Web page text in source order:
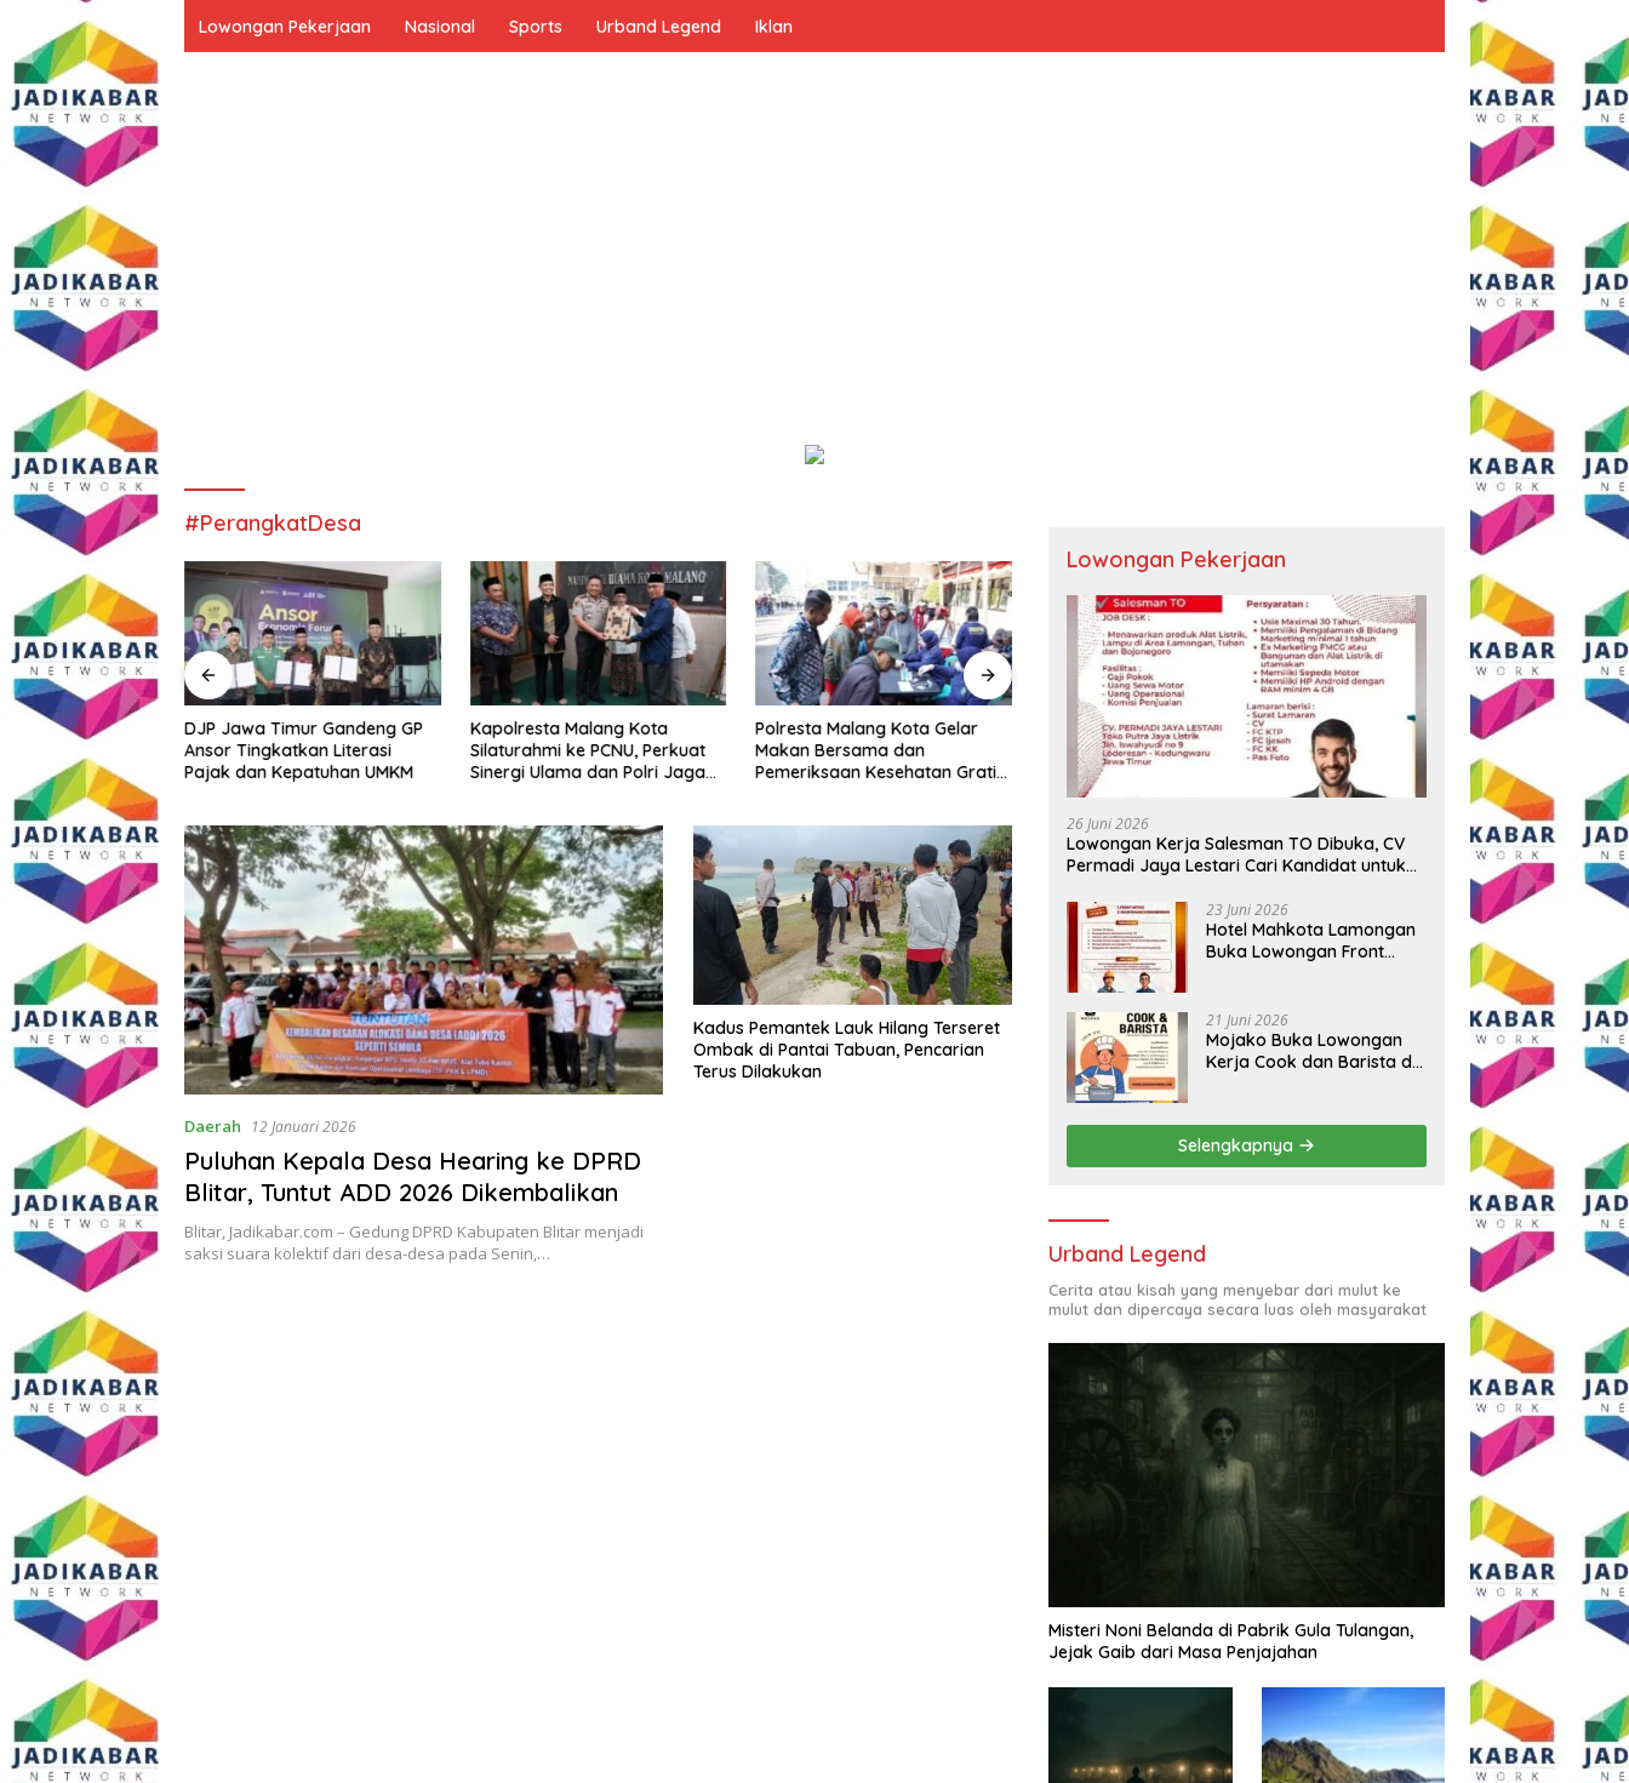
Lowongan Pekerjaan Nasional Sports Urband Legend Iklan
#PerangkatDesa
Bakal
Gratis? Ini Hasil
DJP Jawa Timur Gandeng GP
Ansor Tingkatkan Literasi
Pajak dan Kepatuhan UMKM
Kapolresta Malang Kota
Silaturahmi ke PCNU, Perkuat
Sinergi Ulama dan Polri Jaga
Polresta Malang Kota Gelar
Makan Bersama dan
Pemeriksaan Kesehatan Gratis,
Pengungkapan 17 Kasus, Polres
Malang Ringkus Tiga Pelaku
Pencurian Baterai Tower
Telekomunikasi
Semangat HUT ke-81 RI, AKP
Adik Agus Putrawan:
Kemerdekaan Harus Dijaga
dengan Integritas dan Perang
Daerah 12 Januari 2026
Puluhan Kepala Desa Hearing ke DPRD
Blitar, Tuntut ADD 2026 Dikembalikan
Blitar, Jadikabar.com – Gedung DPRD Kabupaten Blitar menjadi
saksi suara kolektif dari desa-desa pada Senin,…
Kadus Pemantek Lauk Hilang Terseret
Ombak di Pantai Tabuan, Pencarian
Terus Dilakukan
Lowongan Pekerjaan
26 Juni 2026
Lowongan Kerja Salesman TO Dibuka, CV
Permadi Jaya Lestari Cari Kandidat untuk
23 Juni 2026
Hotel Mahkota Lamongan
Buka Lowongan Front
Syaratnya
21 Juni 2026
Mojako Buka Lowongan
Kerja Cook dan Barista di
Selengkapnya
Urband Legend
Cerita atau kisah yang menyebar dari mulut ke
mulut dan dipercaya secara luas oleh masyarakat
Misteri Noni Belanda di Pabrik Gula Tulangan,
Jejak Gaib dari Masa Penjajahan